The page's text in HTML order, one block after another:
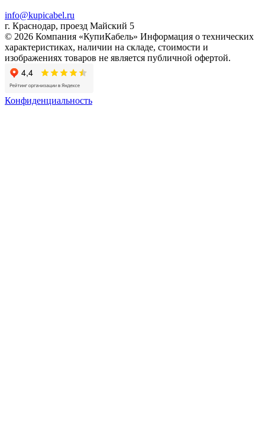
info@kupicabel.ru
г. Краснодар, проезд Майский 5
© 2026 Компания «КупиКабель» Информация о технических
характеристиках, наличии на складе, стоимости и
изображениях товаров не является публичной офертой.
Конфиденциальность